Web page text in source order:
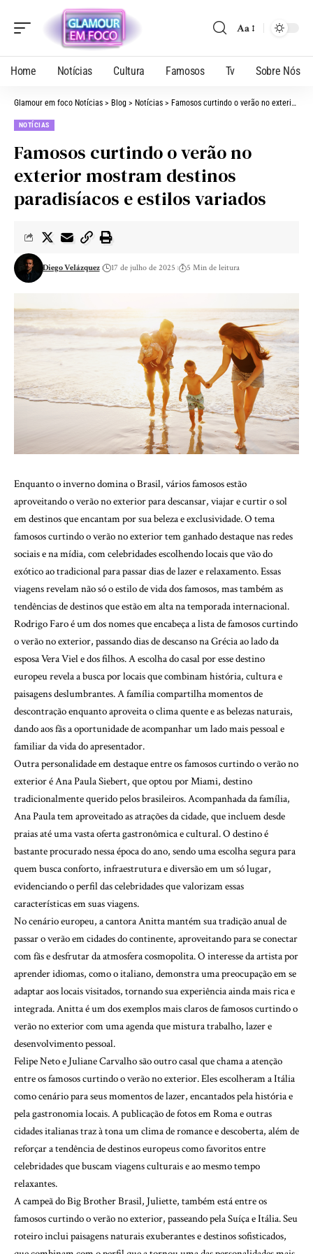
Aa
Home Notícias Cultura Famosos Tv Sobre Nós
Glamour em foco Notícias > Blog > Notícias > Famosos curtindo o verão no exterior mostram destinos paradisíacos e estilos variados
NOTÍCIAS
Famosos curtindo o verão no
exterior mostram destinos
paradisíacos e estilos variados
Diego Velázquez 17 de julho de 2025 5 Min de leitura
Enquanto o inverno domina o Brasil, vários famosos estão
aproveitando o verão no exterior para descansar, viajar e curtir o sol
em destinos que encantam por sua beleza e exclusividade. O tema
famosos curtindo o verão no exterior tem ganhado destaque nas redes
sociais e na mídia, com celebridades escolhendo locais que vão do
exótico ao tradicional para passar dias de lazer e relaxamento. Essas
viagens revelam não só o estilo de vida dos famosos, mas também as
tendências de destinos que estão em alta na temporada internacional.
Rodrigo Faro é um dos nomes que encabeça a lista de famosos curtindo
o verão no exterior, passando dias de descanso na Grécia ao lado da
esposa Vera Viel e dos filhos. A escolha do casal por esse destino
europeu revela a busca por locais que combinam história, cultura e
paisagens deslumbrantes. A família compartilha momentos de
descontração enquanto aproveita o clima quente e as belezas naturais,
dando aos fãs a oportunidade de acompanhar um lado mais pessoal e
familiar da vida do apresentador.
Outra personalidade em destaque entre os famosos curtindo o verão no
exterior é Ana Paula Siebert, que optou por Miami, destino
tradicionalmente querido pelos brasileiros. Acompanhada da família,
Ana Paula tem aproveitado as atrações da cidade, que incluem desde
praias até uma vasta oferta gastronômica e cultural. O destino é
bastante procurado nessa época do ano, sendo uma escolha segura para
quem busca conforto, infraestrutura e diversão em um só lugar,
evidenciando o perfil das celebridades que valorizam essas
características em suas viagens.
No cenário europeu, a cantora Anitta mantém sua tradição anual de
passar o verão em cidades do continente, aproveitando para se conectar
com fãs e desfrutar da atmosfera cosmopolita. O interesse da artista por
aprender idiomas, como o italiano, demonstra uma preocupação em se
adaptar aos locais visitados, tornando sua experiência ainda mais rica e
integrada. Anitta é um dos exemplos mais claros de famosos curtindo o
verão no exterior com uma agenda que mistura trabalho, lazer e
desenvolvimento pessoal.
Felipe Neto e Juliane Carvalho são outro casal que chama a atenção
entre os famosos curtindo o verão no exterior. Eles escolheram a Itália
como cenário para seus momentos de lazer, encantados pela história e
pela gastronomia locais. A publicação de fotos em Roma e outras
cidades italianas traz à tona um clima de romance e descoberta, além de
reforçar a tendência de destinos europeus como favoritos entre
celebridades que buscam viagens culturais e ao mesmo tempo
relaxantes.
A campeã do Big Brother Brasil, Juliette, também está entre os
famosos curtindo o verão no exterior, passeando pela Suíça e Itália. Seu
roteiro inclui paisagens naturais exuberantes e destinos sofisticados,